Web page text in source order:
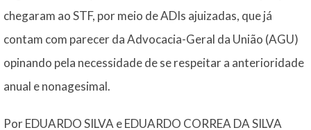
chegaram ao STF, por meio de ADIs ajuizadas, que já
contam com parecer da Advocacia-Geral da União (AGU)
opinando pela necessidade de se respeitar a anterioridade
anual e nonagesimal.
Por EDUARDO SILVA e EDUARDO CORREA DA SILVA